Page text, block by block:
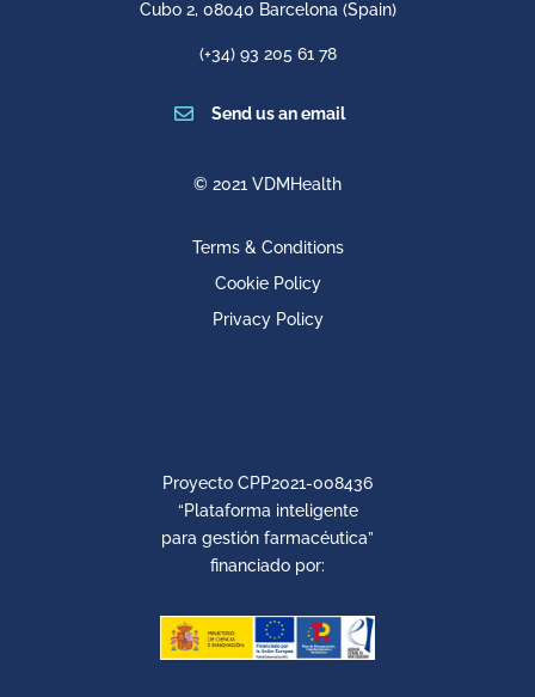
Cubo 2, 08040 Barcelona(Spain)
(+34) 93 205 61 78
 Send us an email
© 2021 VDMHealth
Terms & Conditions
Cookie Policy
Privacy Policy
Proyecto CPP2021-008436
“Plataforma inteligente
para gestión farmacéutica”
financiado por: